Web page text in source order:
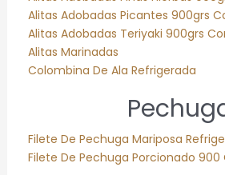
Alitas Adobadas Picantes 900grs
Alitas Adobadas Teriyaki 900grs
Alitas Marinadas
Colombina De Ala Refrigerada
Filete De Pechuga Mariposa
Filete De Pechuga Porcionado 900